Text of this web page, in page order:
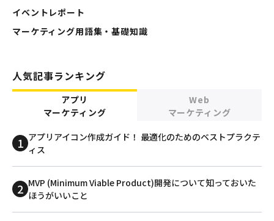
イベントレポート
マーケティング用語集・基礎知識
人気記事ランキング
アプリ
マーケティング
Web
マーケティング
アプリアイコン作成ガイド！ 最適化のためのベストプラクテ
ィス
MVP (Minimum Viable Product)開発について知っておいた
ほうがいいこと